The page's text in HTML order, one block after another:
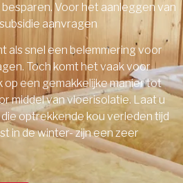
Voor het aanleggen van
aanvragen
als snel een belemmering voor
Toch komt het vaak voor
op een gemakkelijke manier tot
middel van vloerisolatie. Laat u
optrekkende kou verleden tijd
in de winter- zijn een zeer